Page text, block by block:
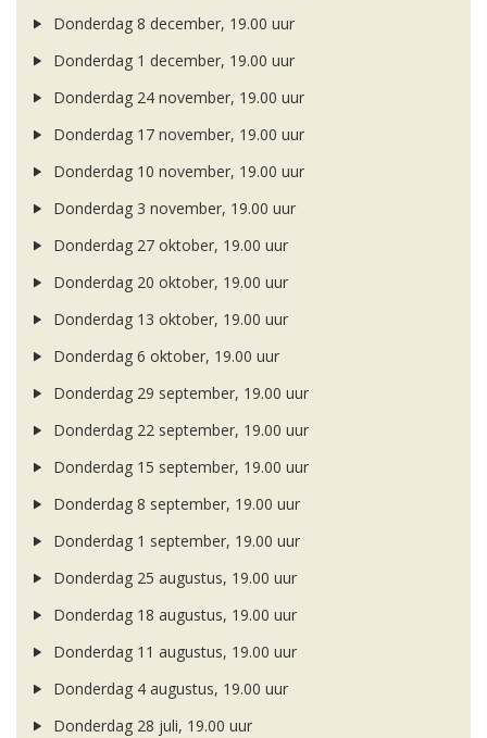
Donderdag 8 december, 19.00 uur
Donderdag 1 december, 19.00 uur
Donderdag 24 november, 19.00 uur
Donderdag 17 november, 19.00 uur
Donderdag 10 november, 19.00 uur
Donderdag 3 november, 19.00 uur
Donderdag 27 oktober, 19.00 uur
Donderdag 20 oktober, 19.00 uur
Donderdag 13 oktober, 19.00 uur
Donderdag 6 oktober, 19.00 uur
Donderdag 29 september, 19.00 uur
Donderdag 22 september, 19.00 uur
Donderdag 15 september, 19.00 uur
Donderdag 8 september, 19.00 uur
Donderdag 1 september, 19.00 uur
Donderdag 25 augustus, 19.00 uur
Donderdag 18 augustus, 19.00 uur
Donderdag 11 augustus, 19.00 uur
Donderdag 4 augustus, 19.00 uur
Donderdag 28 juli, 19.00 uur